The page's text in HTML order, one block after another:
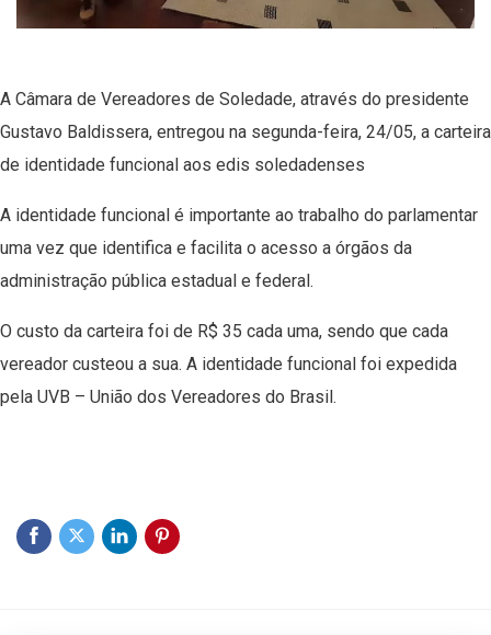
A Câmara de Vereadores de Soledade, através do presidente
Gustavo Baldissera, entregou na segunda-feira, 24/05, a carteira
de identidade funcional aos edis soledadenses
A identidade funcional é importante ao trabalho do parlamentar
uma vez que identifica e facilita o acesso a órgãos da
administração pública estadual e federal.
O custo da carteira foi de R$ 35 cada uma, sendo que cada
vereador custeou a sua. A identidade funcional foi expedida
pela UVB – União dos Vereadores do Brasil.